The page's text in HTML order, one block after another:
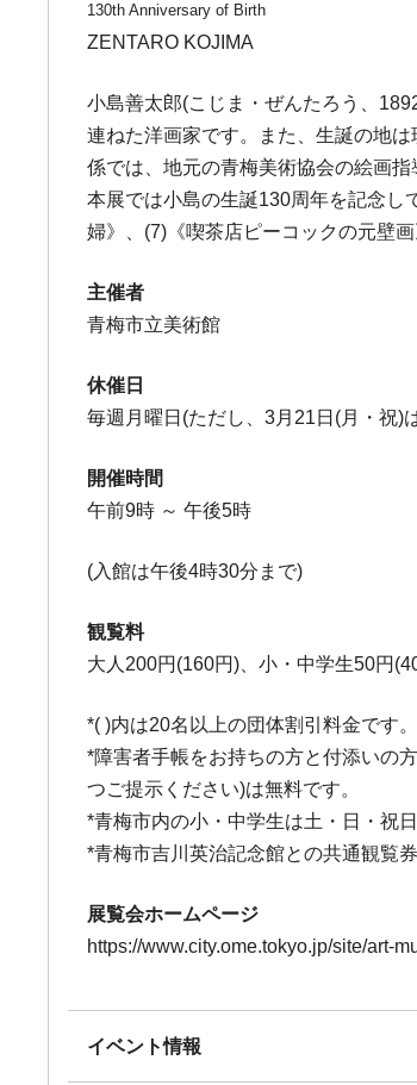
130th Anniversary of Birth
ZENTARO KOJIMA
小島善太郎(こじま・ぜんたろう、
連ねた洋画家です。また、生誕の地
係では、地元の青梅美術協会の絵画
本展では小島の生誕130周年を記念し
婦》、(7)《喫茶店ピーコックの元壁
主催者
青梅市立美術館
休催日
毎週月曜日(ただし、3月21日(月・祝)
開催時間
午前9時 ～ 午後5時
(入館は午後4時30分まで)
観覧料
大人200円(160円)、小・中学生50円
*( )内は20名以上の団体割引料金です。
*障害者手帳をお持ちの方と付添いの
つご提示ください)は無料です。
*青梅市内の小・中学生は土・日・祝日
*青梅市吉川英治記念館との共通観覧
展覧会ホームページ
https://www.city.ome.tokyo.jp/site/art-
イベント情報